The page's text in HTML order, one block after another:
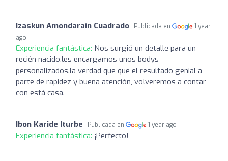
Izaskun Amondarain Cuadrado Publicada en
1 year
ago
Experiencia fantástica: Nos surgió un detalle para un
recién nacido.les encargamos unos bodys
personalizados.la verdad que que el resultado genial a
parte de rapidez y buena atención, volveremos a contar
con está casa.
Ibon Karide Iturbe Publicada en 1 year ago
Experiencia fantástica: ¡Perfecto!